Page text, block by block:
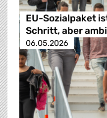
EU-Sozialpaket
Schritt, aber
06.05.2026